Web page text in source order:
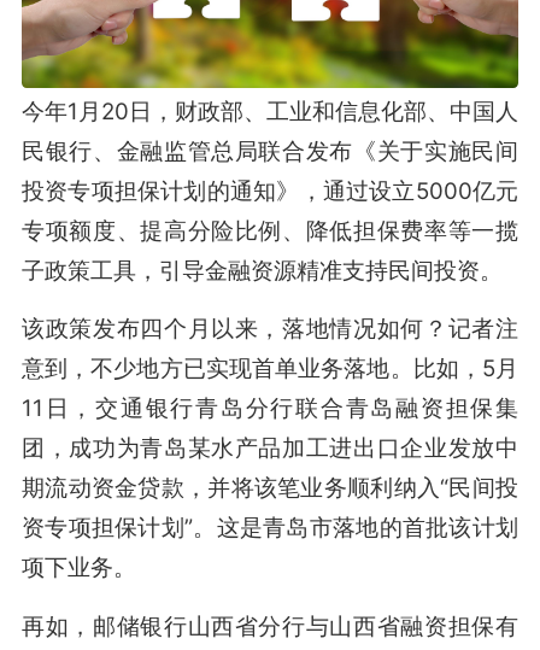
今年1月20日，财政部、工业和信息化部、中国人
民银行、金融监管总局联合发布《关于实施民间
投资专项担保计划的通知》，通过设立5000亿元
专项额度、提高分险比例、降低担保费率等一揽
子政策工具，引导金融资源精准支持民间投资。
该政策发布四个月以来，落地情况如何？记者注
意到，不少地方已实现首单业务落地。比如，5月
11日，交通银行青岛分行联合青岛融资担保集
团，成功为青岛某水产品加工进出口企业发放中
期流动资金贷款，并将该笔业务顺利纳入“民间投
资专项担保计划”。这是青岛市落地的首批该计划
项下业务。
再如，邮储银行山西省分行与山西省融资担保有